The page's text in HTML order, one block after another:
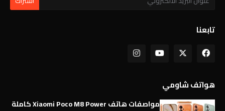
تابعنا
هواتف شاومي
مواصفات هاتف Xiaomi Poco M8 Power كاملة